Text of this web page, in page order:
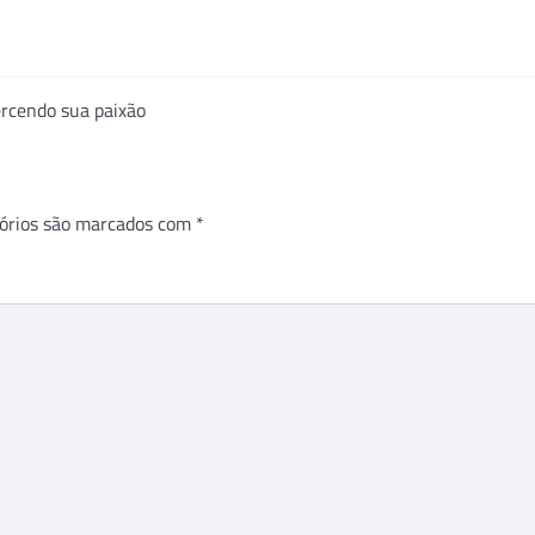
sua paixão
são marcados com *